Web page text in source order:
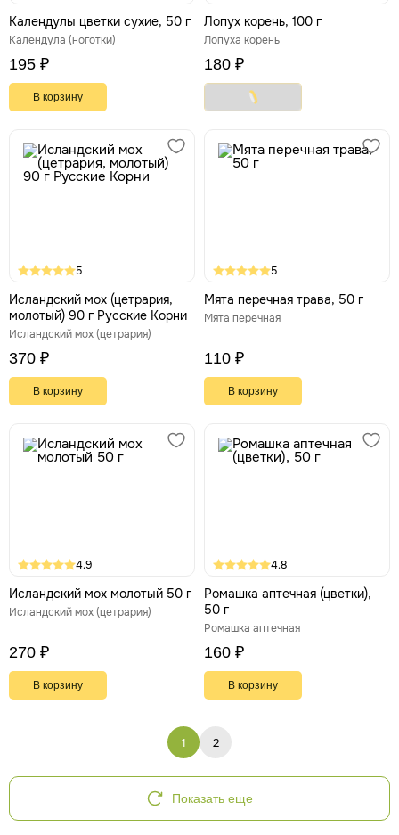
Календулы цветки сухие, 50 г
Календула (ноготки)
195 ₽
В корзину
Лопух корень, 100 г
Лопуха корень
180 ₽
5
Исландский мох (цетрария,
молотый) 90 г Русские Корни
Исландский мох (цетрария)
370 ₽
В корзину
5
Мята перечная трава, 50 г
Мята перечная
110 ₽
В корзину
4.9
Исландский мох молотый 50 г
Исландский мох (цетрария)
270 ₽
В корзину
4.8
Ромашка аптечная (цветки),
50 г
Ромашка аптечная
160 ₽
В корзину
1 2
Показать еще